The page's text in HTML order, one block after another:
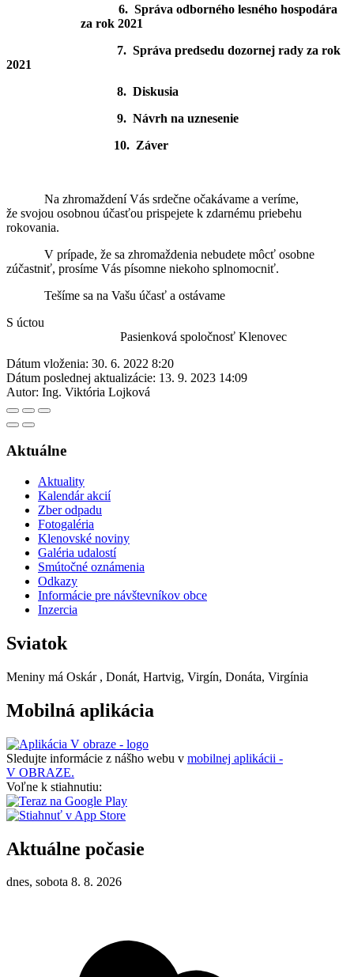
6. Správa odborného lesného hospodára
za rok 2021
7. Správa predsedu dozornej rady za rok
2021
8. Diskusia
9. Návrh na uznesenie
10. Záver
Na zhromaždení Vás srdečne očakávame a veríme,
že svojou osobnou účasťou prispejete k zdarnému priebehu
rokovania.
V prípade, že sa zhromaždenia nebudete môcť osobne
zúčastniť, prosíme Vás písomne niekoho splnomocniť.
Tešíme sa na Vašu účasť a ostávame
S úctou
Pasienková spoločnosť Klenovec
Dátum vloženia: 30. 6. 2022 8:20
Dátum poslednej aktualizácie: 13. 9. 2023 14:09
Autor: Ing. Viktória Lojková
Aktuálne
Aktuality
Kalendár akcií
Zber odpadu
Fotogaléria
Klenovské noviny
Galéria udalostí
Smútočné oznámenia
Odkazy
Informácie pre návštevníkov obce
Inzercia
Sviatok
Meniny má Oskár , Donát, Hartvig, Virgín, Donáta, Virgínia
Mobilná aplikácia
Sledujte informácie z nášho webu v mobilnej aplikácii -
V OBRAZE.
Voľne k stiahnutiu:
Aktuálne počasie
dnes, sobota 8. 8. 2026